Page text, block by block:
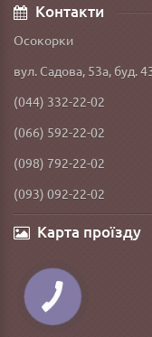
Контакти
Осокорки
вул. Садова, 53а, буд.
(044) 332-22-02
(066) 592-22-02
(098) 792-22-02
(093) 092-22-02
Карта проїзду